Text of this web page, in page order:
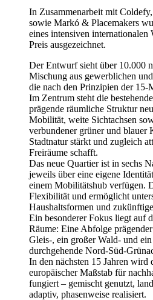
In Zusammenarbeit mit
sowie Markó & Placemakers
eines intensiven internationalen
Preis ausgezeichnet.
Der Entwurf sieht über 10.000
Mischung aus gewerblichen
die nach den Prinzipien der 15-
Im Zentrum steht die
prägende räumliche Struktur
Mobilität, weite Sichtachsen
verbundener grüner und blauer
Stadtnatur stärkt und zugleich
Freiräume schafft.
Das neue Quartier ist in sechs
jeweils über eine eigene
einem Mobilitätshub verfügen.
Flexibilität und ermöglicht
Haushaltsformen und
Ein besonderer Fokus liegt auf
Räume: Eine Abfolge
Gleis-, ein großer Wald- und
durchgehende Nord-Süd-
In den nächsten 15 Jahren wird
europäischer Maßstab für
fungiert – gemischt genutzt,
adaptiv, phasenweise realisiert.